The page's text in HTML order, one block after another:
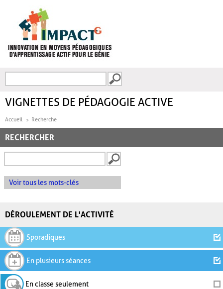
FORMULAIRE DE
VIGNETTES DE PÉDAGOGIE ACTIVE
Accueil Recherche
RECHERCHER
Voir tous les mots-clés
DÉROULEMENT DE L'ACTIVITÉ
Sporadiques
En plusieurs séances
En classe seulement